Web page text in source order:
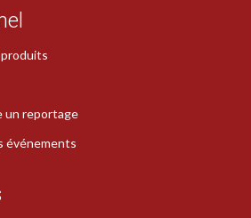
un reportage
événements